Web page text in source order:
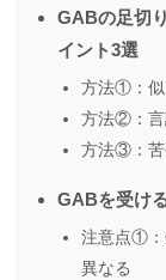
GABの足切
イント3選
方法①：似
方法②：言
方法③：苦
GABを受け
注意点①：
異なる